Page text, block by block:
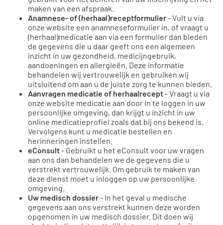
maken van een afspraak.
Anamnese- of (herhaal)receptformulier- Vult u via
onze website een anamneseformulier in, of vraagt u
(herhaal)medicatie aan via een formulier dan bieden
de gegevens die u daar geeft ons een algemeen
inzicht in uw gezondheid, medicijngebruik,
aandoeningen en allergieën. Deze informatie
behandelen wij vertrouwelijk en gebruiken wij
uitsluitend om aan u de juiste zorg te kunnen bieden.
Aanvragen medicatie of herhaalrecept- Vraagt u via
onze website medicatie aan door in te loggen in uw
persoonlijke omgeving, dan krijgt u inzicht in uw
online medicatieprofiel zoals dat bij ons bekend is.
Vervolgens kunt u medicatie bestellen en
herinneringen instellen.
eConsult- Gebruikt u het eConsult voor uw vragen
aan ons dan behandelen we de gegevens die u
verstrekt vertrouwelijk. Om gebruik te maken van
deze dienst moet u inloggen op uw persoonlijke
omgeving.
Uw medisch dossier- In het geval u medische
gegevens aan ons verstrekt kunnen deze worden
opgenomen in uw medisch dossier. Dit doen wij